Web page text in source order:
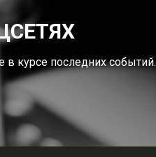
в курсе последних событий.